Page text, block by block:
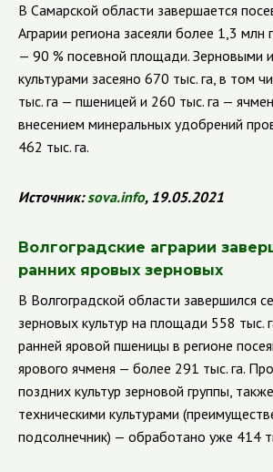
В Самарской области завершается
Аграрии региона засеяли более 1,3 млн
— 90 % посевной площади. Зерновыми
культурами засеяно 670 тыс. га, в том
тыс. га — пшеницей и 260 тыс. га —
внесением минеральных удобрений
462 тыс. га.
Источник:sova.info, 19.05.2021
Волгоградские аграрии
ранних яровых зерновых
В Волгоградской области завершился
зерновых культур на площади 558 тыс.
ранней яровой пшеницы в регионе
ярового ячменя — более 291 тыс. га.
поздних культур зерновой группы,
техническими культурами
подсолнечник) — обработано уже 414